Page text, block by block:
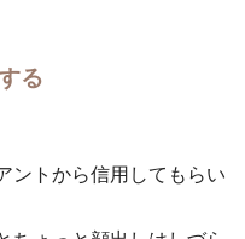
る
ントから信用してもらい